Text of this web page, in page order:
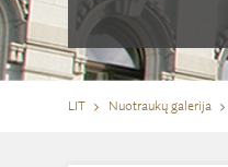
LIT Nuotraukų galerija